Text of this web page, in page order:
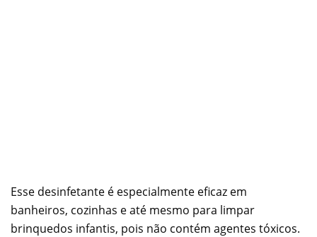
Esse desinfetante é especialmente eficaz em
banheiros, cozinhas e até mesmo para limpar
brinquedos infantis, pois não contém agentes tóxicos.